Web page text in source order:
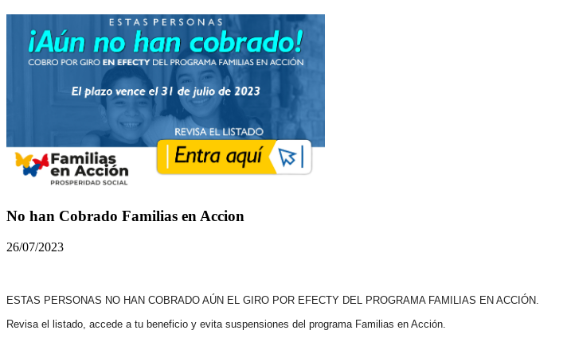
No han Cobrado Familias en Accion
26/07/2023
ESTAS PERSONAS NO HAN COBRADO AÚN EL GIRO POR EFECTY DEL PROGRAMA FAMILIAS EN ACCIÓN.
Revisa el listado, accede a tu beneficio y evita suspensiones del programa Familias en Acción.​